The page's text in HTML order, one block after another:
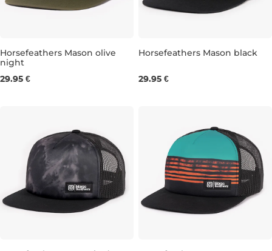
Horsefeathers Mason olive
night
29.95 €
Horsefeathers Mason black
29.95 €